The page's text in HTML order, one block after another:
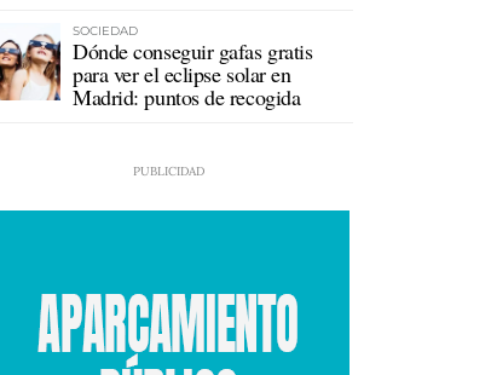
SOCIEDAD
Dónde conseguir gafas gratis
para ver el eclipse solar en
Madrid: puntos de recogida